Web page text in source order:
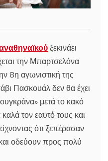
ξεκινάει
την Μπαρτσελόνα
8η αγωνιστική της
Πασκουάλ δεν θα έχει
μετά το κακό
τον εαυτό τους και
ότι ξεπέρασαν
οδεύουν προς πολύ